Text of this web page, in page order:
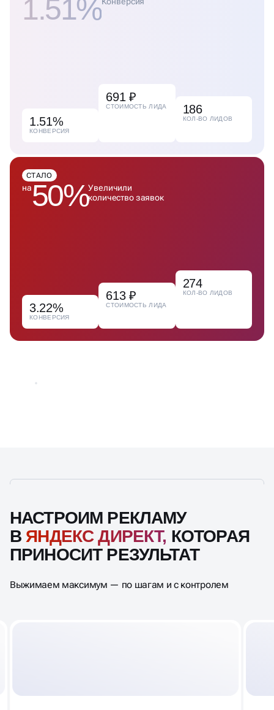
1.51%
1.51%
КОНВЕРСИЯ
691 ₽
СТОИМОСТЬ ЛИДА 186
КОЛ-ВО ЛИДОВ
СТАЛО
на50%Увеличили
количество заявок
3.22%
КОНВЕРСИЯ
613 ₽
СТОИМОСТЬ ЛИДА
274
КОЛ-ВО ЛИДОВ
НАСТРОИМ РЕКЛАМУ
ВЯНДЕКС ДИРЕКТ, КОТОРАЯ
ПРИНОСИТ РЕЗУЛЬТАТ
Выжимаем максимум — по шагам и с контролем